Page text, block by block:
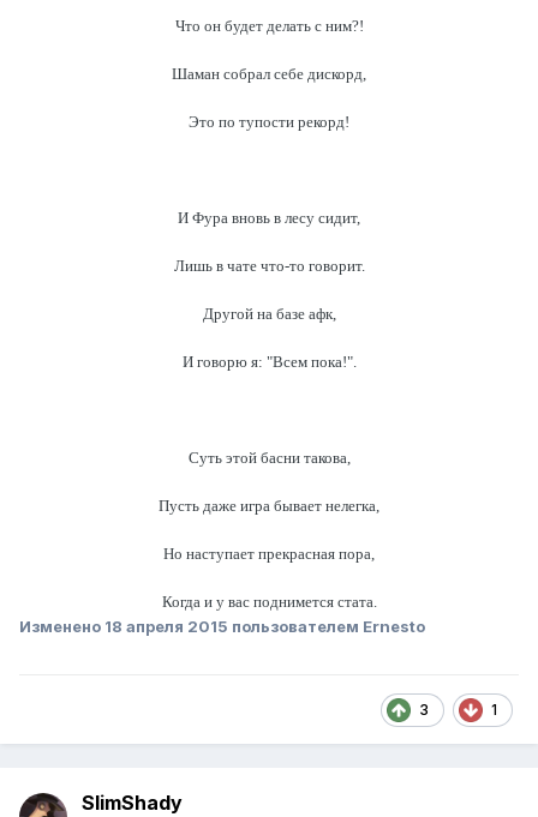
Что он будет делать с ним?!
Шаман собрал себе дискорд,
Это по тупости рекорд!
И Фура вновь в лесу сидит,
Лишь в чате что-то говорит.
Другой на базе афк,
И говорю я: "Всем пока!".
Суть этой басни такова,
Пусть даже игра бывает нелегка,
Но наступает прекрасная пора,
Когда и у вас поднимется стата.
Изменено 18 апреля 2015 пользователем Ernesto
3 1
SlimShady